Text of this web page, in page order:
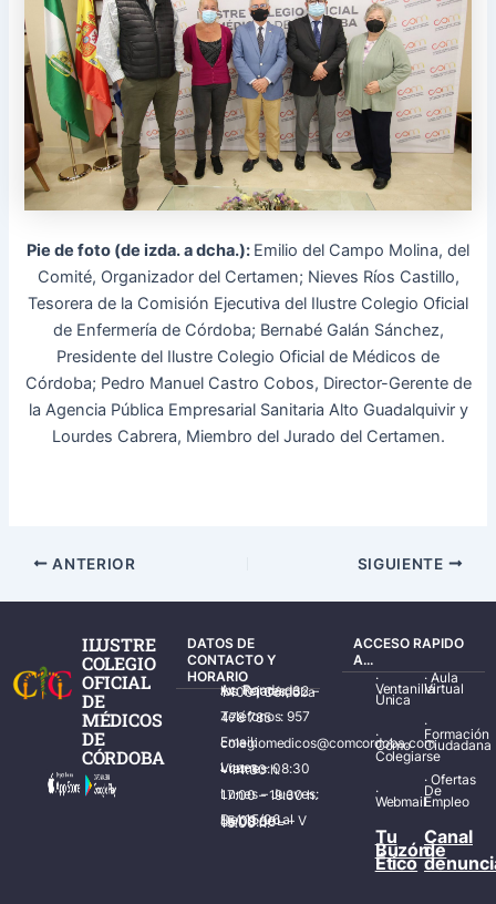
Pie de foto (de izda. a dcha.): Emilio del Campo Molina, del
Comité, Organizador del Certamen; Nieves Ríos Castillo,
Tesorera de la Comisión Ejecutiva del Ilustre Colegio Oficial
de Enfermería de Córdoba; Bernabé Galán Sánchez,
Presidente del Ilustre Colegio Oficial de Médicos de
Córdoba; Pedro Manuel Castro Cobos, Director-Gerente de
la Agencia Pública Empresarial Sanitaria Alto Guadalquivir y
Lourdes Cabrera, Miembro del Jurado del Certamen.
ANTERIOR SIGUIENTE
ILUSTRE
COLEGIO
OFICIAL
DE
MÉDICOS
DE
CÓRDOBA
DATOS DE
CONTACTO Y
HORARIO
Av. Ronda de los Tejares, 32 – 14001 Córdoba
Teléfonos: 957 478 785
Email: colegiomedicos@comcordoba.com
Lunes – Viernes: 08:30 – 14:30 h.
Lunes – Jueves: 17:00 – 19:30 h.
Del 15/06 al 15/09 de L – V de 08:00 – 15:00 h.
ACCESO RAPIDO
A...
·
Ventanilla
Única
·
Cómo
Colegiarse
·
Webmail
·Aula
Virtual
·
Formación
Ciudadana
·Ofertas
De
Empleo
Tu
Buzón
Ético
Canal
de